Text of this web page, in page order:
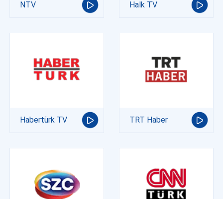
NTV Halk TV
Habertürk TV TRT Haber